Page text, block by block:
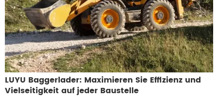
LUYU Baggerlader: Maximieren Sie Effizienz und
Vielseitigkeit auf jeder Baustelle